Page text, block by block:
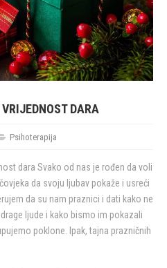
DARA
Psihoterapija
dara Svako od nas je rođen da voli
da svoju ljubav pokaže i usreći
da su nam praznici i dati kako ne
ljude i kako bismo im pokazali
poklone. Ipak, tajna prazničnih